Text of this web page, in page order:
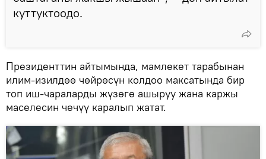
куттуктоодо.
Президенттин айтымында, мамлекет тарабынан
илим-изилдөө чөйрөсүн колдоо максатында бир
топ иш-чараларды жүзөгө ашыруу жана каржы
маселесин чечүү каралып жатат.